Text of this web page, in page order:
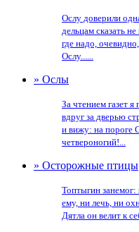
Ослу доверили
дельцам сказать
где надо,
Ослу......
» Ослы
За чтением газет
вдруг за дверью
и вижу: на пороге
четвероногий!...
» Осторожные птицы
Топтыгин занемог:
ему, ни лечь, ни
Дятла он велит к